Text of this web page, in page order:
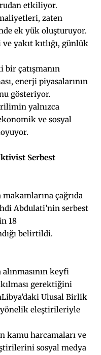
etkiliyor.
zaten
ek yük oluşturuyor.
yakıt kıtlığı, günlük
bir çatışmanın
enerji piyasalarının
gösteriyor.
yalnızca
ve sosyal
Serbest
çağrıda
Abdulati’nin serbest
18
belirtildi.
keyfi
gerektiğini
Ulusal Birlik
yönelik eleştirileriyle
kamu harcamaları ve
sosyal medya